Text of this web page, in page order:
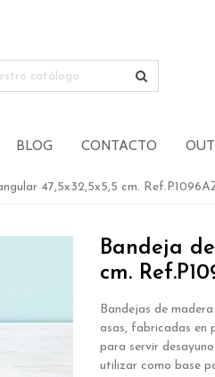
BLOG CONTACTO
47,5x32,5x5,5 cm.
Bandeja
cm.
Bandejas de
asas, fabricadas en
para servir
utilizar como base